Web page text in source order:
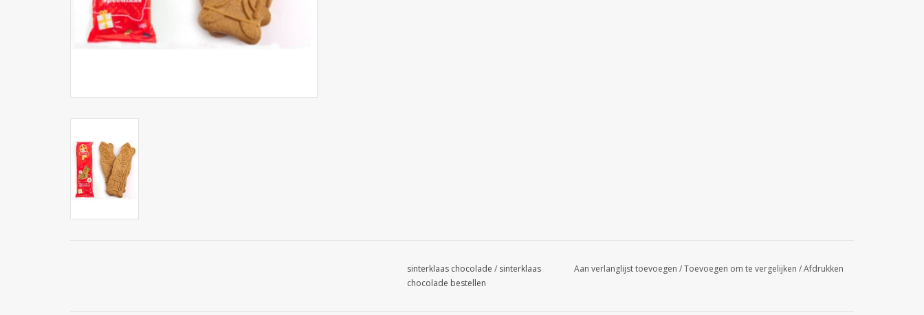
sinterklaas chocolade / sinterklaas
chocolade bestellen
Aan verlanglijst toevoegen /Toevoegen om te vergelijken /Afdrukken